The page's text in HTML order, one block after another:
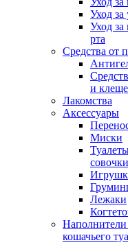
Уход
Уход
рта
Средства от
и
Лакомства
Аксессуары
Миски
совочки
Лежаки
Наполнители
кошачьего